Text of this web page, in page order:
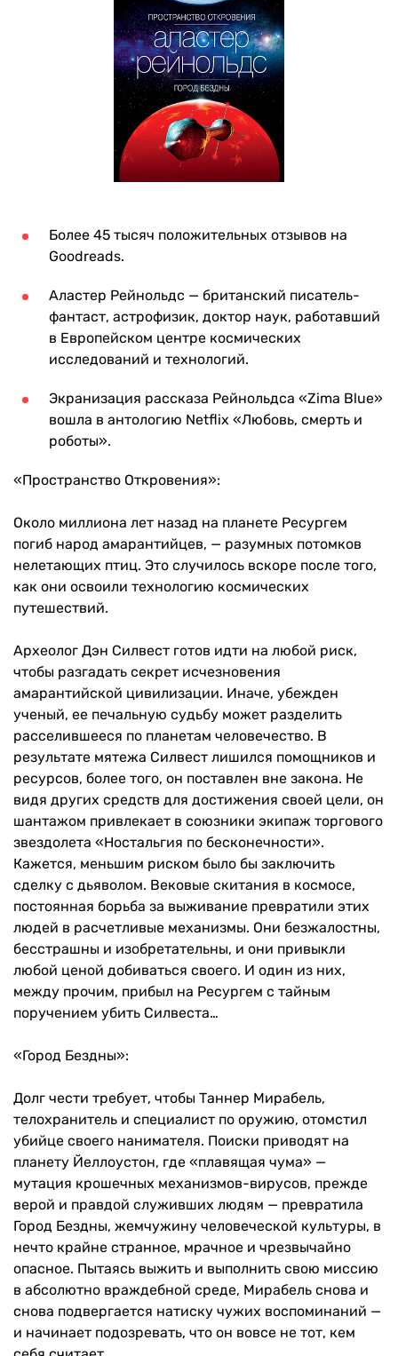
Более 45 тысяч положительных отзывов на
Goodreads.
Аластер Рейнольдс — британский писатель-
фантаст, астрофизик, доктор наук, работавший
в Европейском центре космических
исследований и технологий.
Экранизация рассказа Рейнольдса «Zima Blue»
вошла в антологию Netflix «Любовь, смерть и
роботы».
«Пространство Откровения»:
Около миллиона лет назад на планете Ресургем
погиб народ амарантийцев, — разумных потомков
нелетающих птиц. Это случилось вскоре после того,
как они освоили технологию космических
путешествий.
Археолог Дэн Силвест готов идти на любой риск,
чтобы разгадать секрет исчезновения
амарантийской цивилизации. Иначе, убежден
ученый, ее печальную судьбу может разделить
расселившееся по планетам человечество. В
результате мятежа Силвест лишился помощников и
ресурсов, более того, он поставлен вне закона. Не
видя других средств для достижения своей цели, он
шантажом привлекает в союзники экипаж торгового
звездолета «Ностальгия по бесконечности».
Кажется, меньшим риском было бы заключить
сделку с дьяволом. Вековые скитания в космосе,
постоянная борьба за выживание превратили этих
людей в расчетливые механизмы. Они безжалостны,
бесстрашны и изобретательны, и они привыкли
любой ценой добиваться своего. И один из них,
между прочим, прибыл на Ресургем с тайным
поручением убить Силвеста…
«Город Бездны»:
Долг чести требует, чтобы Таннер Мирабель,
телохранитель и специалист по оружию, отомстил
убийце своего нанимателя. Поиски приводят на
планету Йеллоустон, где «плавящая чума» —
мутация крошечных механизмов-вирусов, прежде
верой и правдой служивших людям — превратила
Город Бездны, жемчужину человеческой культуры, в
нечто крайне странное, мрачное и чрезвычайно
опасное. Пытаясь выжить и выполнить свою миссию
в абсолютно враждебной среде, Мирабель снова и
снова подвергается натиску чужих воспоминаний —
и начинает подозревать, что он вовсе не тот, кем